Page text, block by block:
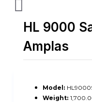
HL 9000
Amplas
Model:
Weight: